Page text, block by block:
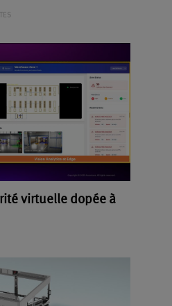
virtuelle dopée à